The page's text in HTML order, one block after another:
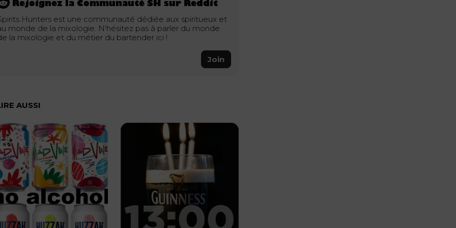
Rejoignez la Communauté SH sur Reddit
Hunters est une communauté dédiée aux spiritueux et
monde de la mixologie. N'hésitez pas à parler du monde
la mixologie et du métier du bartender ici !
Join
AUSSI